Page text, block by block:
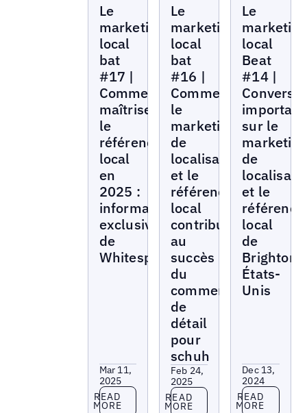
Marketing
Beat
Le
marketing
local
bat
#17 |
Comment
maîtriser
le
référencement
local
en
2025 :
informations
exclusives
de
Whitespark
Mar 11,
2025
Read more
READ
MORE
Marketing
Beat
Le
marketing
local
bat
#16 |
Comment
le
marketing
de
localisation
et le
référencement
local
contribuent
au
succès
du
commerce
de
détail
pour
schuh
Feb 24,
2025
Read more
READ
MORE
Marketing
Beat
Le
local
Beat
#14 |
sur le
de
et le
local
de
États-
Unis
Dec 13,
2024
Read more
READ
MORE